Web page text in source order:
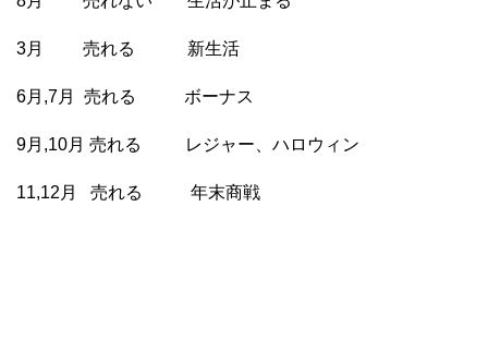
3月 売れる 新生活
6月,7月 売れる ボーナス
9月,10月 売れる レジャー、ハロウィン
11,12月 売れる 年末商戦